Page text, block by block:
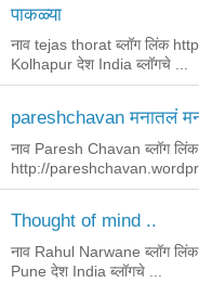
पाकळ्या
नाव tejas thorat ब्लॉग लिंक
Kolhapur देश India ब्लॉगचे ...
pareshchavan मनातलं
नाव Paresh Chavan ब्लॉग लिंक
http://
Thought of mind ..
नाव Rahul Narwane ब्लॉग
Pune देश India ब्लॉगचे ...